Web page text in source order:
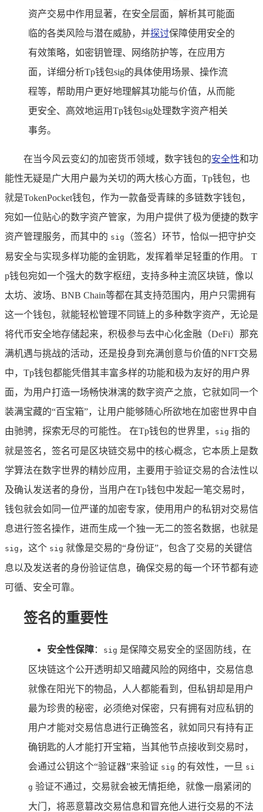
资产交易中作用显著，在安全层面，解析其可能面
临的各类风险与潜在威胁，并探讨保障使用安全的
有效策略，如密钥管理、网络防护等，在应用方
面，详细分析Tp钱包sig的具体使用场景、操作流
程等，帮助用户更好地理解其功能与价值，从而能
更安全、高效地运用Tp钱包sig处理数字资产相关
事务。
在当今风云变幻的加密货币领域，数字钱包的安全性和功
能性无疑是广大用户最为关切的两大核心方面，Tp钱包，也
就是TokenPocket钱包，作为一款备受青睐的多链数字钱包，
宛如一位贴心的数字资产管家，为用户提供了极为便捷的数字
资产管理服务，而其中的 sig
（签名）环节，恰似一把守护交
易安全与实现多样功能的金钥匙，发挥着举足轻重的作用。 T
p钱包宛如一个强大的数字枢纽，支持多种主流区块链，像以
太坊、波场、BNB Chain等都在其支持范围内，用户只需拥有
这一个钱包，就能轻松管理不同链上的多种数字资产，无论是
将代币安全地存储起来，积极参与去中心化金融（DeFi）那充
满机遇与挑战的活动，还是投身到充满创意与价值的NFT交易
中，Tp钱包都能凭借其丰富多样的功能和极为友好的用户界
面，为用户打造一场畅快淋漓的数字资产之旅，它就如同一个
装满宝藏的“百宝箱”，让用户能够随心所欲地在加密世界中自
由驰骋，探索无尽的可能性。 在Tp钱包的世界里，
sig 指的
就是签名，签名可是区块链交易中的核心概念，它本质上是数
学算法在数字世界的精妙应用，主要用于验证交易的合法性以
及确认发送者的身份，当用户在Tp钱包中发起一笔交易时，
钱包就会如同一位严谨的加密专家，使用用户的私钥对交易信
息进行签名操作，进而生成一个独一无二的签名数据，也就是
sig ，这个 sig 就像是交易的“身份证”，包含了交易的关键信
息以及发送者的身份验证信息，确保交易的每一个环节都有迹
可循、安全可靠。
签名的重要性
安全性保障： sig 是保障交易安全的坚固防线，在
区块链这个公开透明却又暗藏风险的网络中，交易信息
就像在阳光下的物品，人人都能看到，但私钥却是用户
最为珍贵的秘密，必须绝对保密，只有拥有对应私钥的
用户才能对交易信息进行正确签名，就如同只有持有正
确钥匙的人才能打开宝箱，当其他节点接收到交易时，
会通过公钥这个“验证器”来验证 sig 的有效性，一旦 si
g 验证不通过，交易就会被无情拒绝，就像一扇紧闭的
大门，将恶意篡改交易信息和冒充他人进行交易的不法